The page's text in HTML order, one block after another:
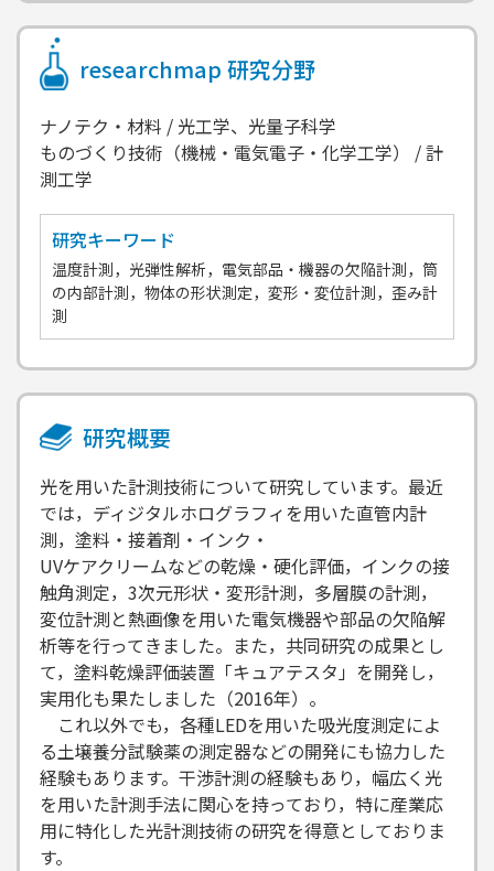
researchmap 研究分野
ナノテク・材料 / 光工学、光量子科学
ものづくり技術（機械・電気電子・化学工学） / 計
測工学
研究キーワード
温度計測，光弾性解析，電気部品・機器の欠陥計測，筒
の内部計測，物体の形状測定，変形・変位計測，歪み計
測
研究概要
光を用いた計測技術について研究しています。最近
では，ディジタルホログラフィを用いた直管内計
測，塗料・接着剤・インク・
UVケアクリームなどの乾燥・硬化評価，インクの接
触角測定，3次元形状・変形計測，多層膜の計測，
変位計測と熱画像を用いた電気機器や部品の欠陥解
析等を行ってきました。また，共同研究の成果とし
て，塗料乾燥評価装置「キュアテスタ」を開発し，
実用化も果たしました（2016年）。
これ以外でも，各種LEDを用いた吸光度測定によ
る土壌養分試験薬の測定器などの開発にも協力した
経験もあります。干渉計測の経験もあり，幅広く光
を用いた計測手法に関心を持っており，特に産業応
用に特化した光計測技術の研究を得意としておりま
す。